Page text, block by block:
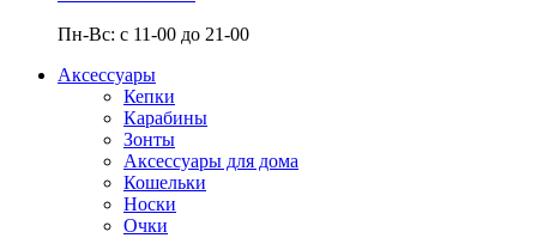
Пн-Вс: с 11-00 до 21-00
Аксессуары
Кепки
Карабины
Зонты
Аксессуары для дома
Кошельки
Носки
Очки